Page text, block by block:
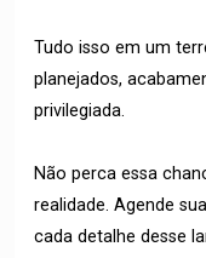
Tudo isso em um
planejados,
privilegiada.
Não perca essa
realidade. Agende
cada detalhe desse